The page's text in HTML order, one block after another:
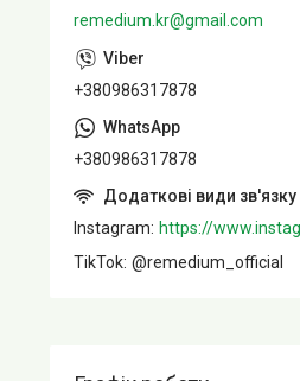
remedium.kr@gmail.com
+380986317878
+380986317878
Instagram
TikTok @remedium_official